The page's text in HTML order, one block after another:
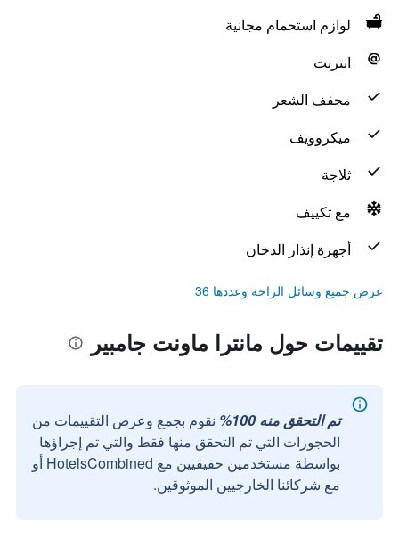
لوازم استحمام مجانية
انترنت
مجفف الشعر
ميكروويف
ثلاجة
مع تكييف
أجهزة إنذار الدخان
عرض جميع وسائل الراحة وعددها 36
تقييمات حول مانترا ماونت جامبير
تم التحقق منه 100%
نقوم بجمع وعرض التقييمات من
الحجوزات التي تم التحقق منها فقط والتي تم إجراؤها
بواسطة مستخدمين حقيقيين مع HotelsCombined أو
مع شركائنا الخارجيين الموثوقين.